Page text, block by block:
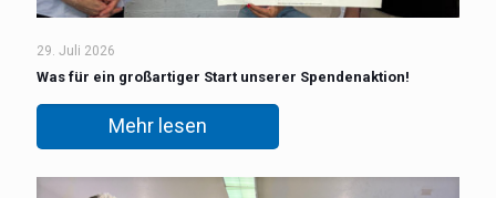
29. Juli 2026
Was für ein großartiger Start unserer Spendenaktion!
Mehr lesen